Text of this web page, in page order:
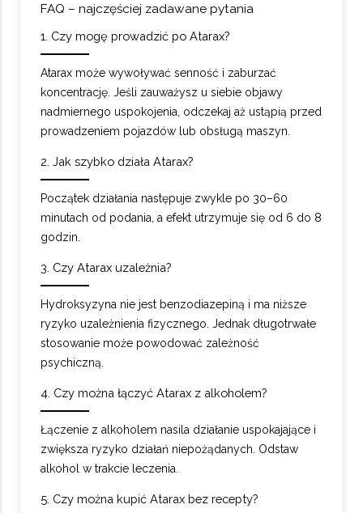
FAQ – najczęściej zadawane pytania
1. Czy mogę prowadzić po Atarax?
Atarax może wywoływać senność i zaburzać
koncentrację. Jeśli zauważysz u siebie objawy
nadmiernego uspokojenia, odczekaj aż ustąpią przed
prowadzeniem pojazdów lub obsługą maszyn.
2. Jak szybko działa Atarax?
Początek działania następuje zwykle po 30–60
minutach od podania, a efekt utrzymuje się od 6 do 8
godzin.
3. Czy Atarax uzależnia?
Hydroksyzyna nie jest benzodiazepiną i ma niższe
ryzyko uzależnienia fizycznego. Jednak długotrwałe
stosowanie może powodować zależność
psychiczną.
4. Czy można łączyć Atarax z alkoholem?
Łączenie z alkoholem nasila działanie uspokajające i
zwiększa ryzyko działań niepożądanych. Odstaw
alkohol w trakcie leczenia.
5. Czy można kupić Atarax bez recepty?